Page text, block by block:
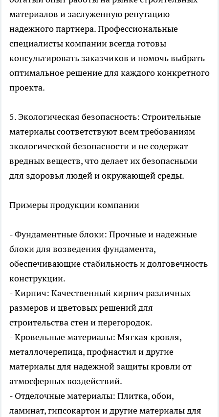
материалов и заслуженную репутацию
надежного партнера. Профессиональные
специалисты компании всегда готовы
консультировать заказчиков и помочь выбрать
оптимальное решение для каждого конкретного
проекта.
5. Экологическая безопасность: Строительные
материалы соответствуют всем требованиям
экологической безопасности и не содержат
вредных веществ, что делает их безопасными
для здоровья людей и окружающей среды.
Примеры продукции компании
- Фундаментные блоки: Прочные и надежные
блоки для возведения фундамента,
обеспечивающие стабильность и долговечность
конструкции.
- Кирпич: Качественный кирпич различных
размеров и цветовых решений для
строительства стен и перегородок.
- Кровельные материалы: Мягкая кровля,
металлочерепица, профнастил и другие
материалы для надежной защиты кровли от
атмосферных воздействий.
- Отделочные материалы: Плитка, обои,
ламинат, гипсокартон и другие материалы для